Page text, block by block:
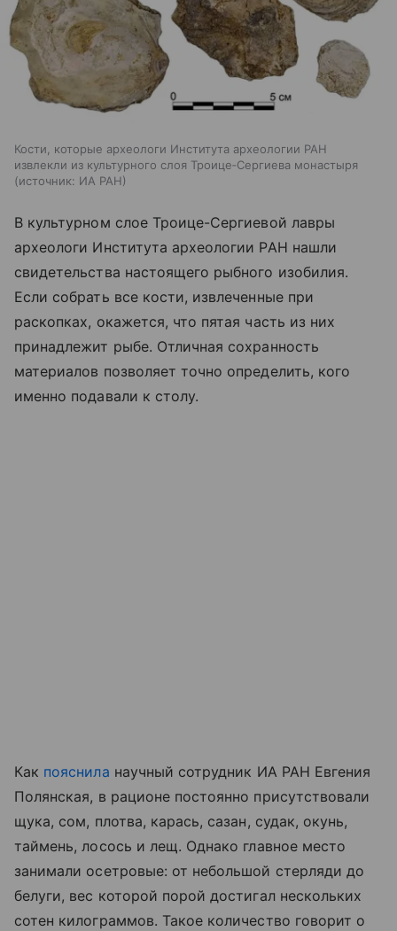
Кости, которые археологи Института археологии РАН
извлекли из культурного слоя Троице‑Сергиева монастыря
источник: ИА РАН
В культурном слое Троице-Сергиевой лавры
археологи Института археологии РАН нашли
свидетельства настоящего рыбного изобилия.
Если собрать все кости, извлеченные при
раскопках, окажется, что пятая часть из них
принадлежит рыбе. Отличная сохранность
материалов позволяет точно определить, кого
именно подавали к столу.
Как пояснила научный сотрудник ИА РАН Евгения
Полянская, в рационе постоянно присутствовали
щука, сом, плотва, карась, сазан, судак, окунь,
таймень, лосось и лещ. Однако главное место
занимали осетровые: от небольшой стерляди до
белуги, вес которой порой достигал нескольких
сотен килограммов. Такое количество говорит о